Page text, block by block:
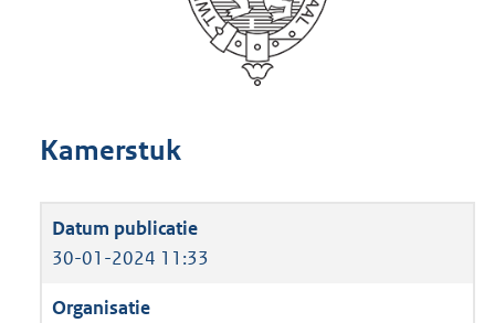
Kamerstuk
30-01-2024 11:33